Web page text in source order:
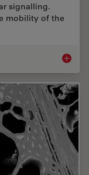
signalling.
mobility of the
Super-